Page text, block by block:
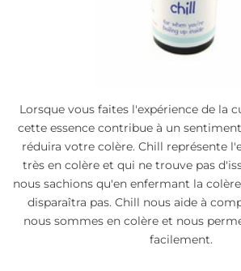
Lorsque vous faites l'expérience de la
cette essence contribue à un
réduira votre colère. Chill représente
très en colère et qui ne trouve pas
nous sachions qu'en enfermant la
disparaîtra pas. Chill nous aide à
nous sommes en colère et nous
facilement.